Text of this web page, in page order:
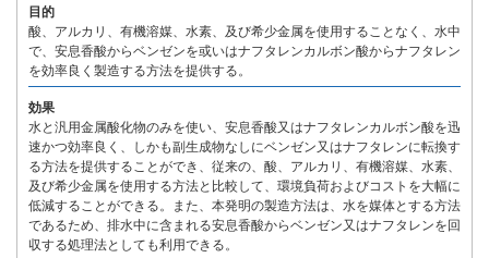
目的
酸、アルカリ、有機溶媒、水素、及び希少金属を使用することなく、水中
で、安息香酸からベンゼンを或いはナフタレンカルボン酸からナフタレン
を効率良く製造する方法を提供する。
効果
水と汎用金属酸化物のみを使い、安息香酸又はナフタレンカルボン酸を迅
速かつ効率良く、しかも副生成物なしにベンゼン又はナフタレンに転換す
る方法を提供することができ、従来の、酸、アルカリ、有機溶媒、水素、
及び希少金属を使用する方法と比較して、環境負荷およびコストを大幅に
低減することができる。また、本発明の製造方法は、水を媒体とする方法
であるため、排水中に含まれる安息香酸からベンゼン又はナフタレンを回
収する処理法としても利用できる。